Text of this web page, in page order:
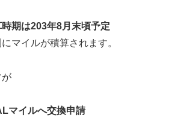
期は203年8月末頃予定
マイルが積算されます。
が
マイルへ交換申請